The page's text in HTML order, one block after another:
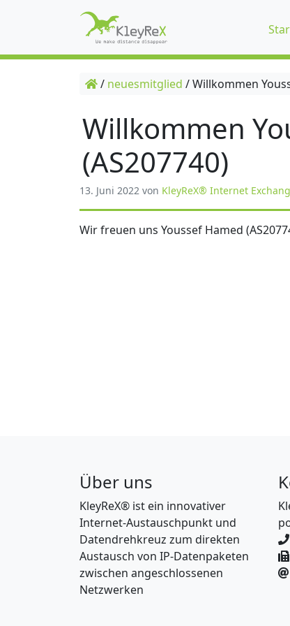
/ neuesmitglied /Willkommen
Willkommen
(AS207740)
13. Juni 2022 von KleyReX® Internet
Wir freuen uns Youssef Hamed
Über uns
KleyReX® ist ein innovativer
Internet-Austauschpunkt und
Datendrehkreuz zum direkten
Austausch von IP-Datenpaketen
zwischen angeschlossenen
Netzwerken